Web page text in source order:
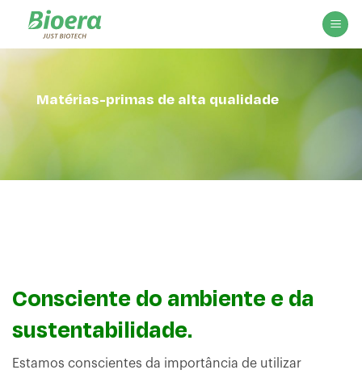
content
Matérias-primas de alta qualidade
Consciente do ambiente e da
sustentabilidade.
Estamos conscientes da importância de utilizar